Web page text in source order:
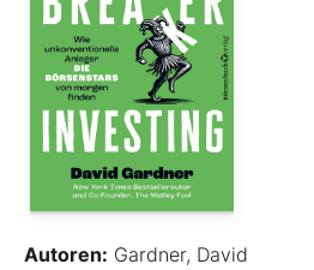
Autoren: Gardner, David